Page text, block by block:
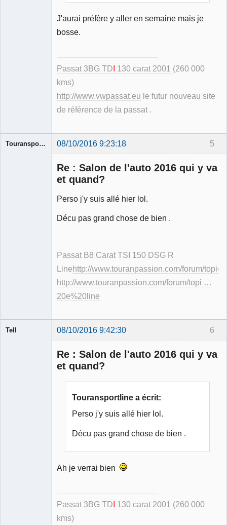
J'aurai préfère y aller en semaine mais je
bosse.
Passat 3BG TD 130 carat 2001 (260 000
kms)
http://www.vwpassat.eu le futur nouveau site
de référence de la passat .
5
Touransportline 08/10/2016 9:23:18
Re : Salon de l'auto 2016 qui y va
et quand?
Perso j'y suis allé hier lol.
Décu pas grand chose de bien .
Passat B8 Carat TSI 150 DSG R
Linehttp://www.touranpassion.com/forum/
http://www.touranpassion.com/forum/topi …
20e%20line
6
Tell 08/10/2016 9:42:30
Re : Salon de l'auto 2016 qui y va
et quand?
Touransportline a écrit:
Perso j'y suis allé hier lol.
Décu pas grand chose de bien .
Ah je verrai bien
Passat 3BG TD 130 carat 2001 (260 000
kms)